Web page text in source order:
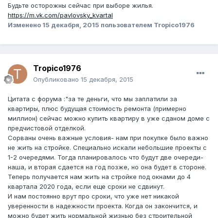
Будьте осторожны сейчас при выборе жилья.
https://m.vk.com/pavlovsky_kvartal
Изменено 15 декабря, 2015 пользователем Tropico1976
Tropico1976
Опубликовано 15 декабря, 2015
Цитата с форума :"за те деньги, что мы заплатили за
квартиры, плюс будущая стоимость ремонта (примерно
миллион) сейчас можно купить квартиру в уже сданом доме с
предчистовой отделкой.
Сорваны очень важные условия- нам при покупке было важно
не жить на стройке. Специально искали небольшие проекты с
1-2 очередями. Тогда планировалось что будут две очереди-
наша, и вторая сдается на год позже, но она будет в стороне.
Теперь получается нам жить на стройке под окнами до 4
квартала 2020 года, если еще сроки не сдвинут.
И нам постоянно врут про сроки, что уже нет никакой
уверенности в надежности проекта. Когда он закончится, и
можно будет жить нормальной жизнью без строительной